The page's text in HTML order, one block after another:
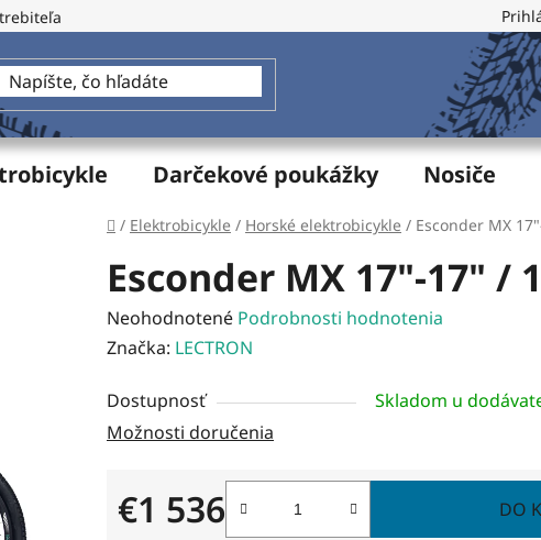
Formulár na
Darčekové poukážky Nosiče
Domov
/ Elektrobicykle / Horské elektrobicykle / Esconder MX
Esconder MX 17"-17" /
Priemerné
hodnotenie
je
0,0
hviezdičiek.
Neohodnotené Podrobnosti hodnotenia
Značka: LECTRON
Dostupnosť
Skladom u
Možnosti doručenia
€1 536 DO